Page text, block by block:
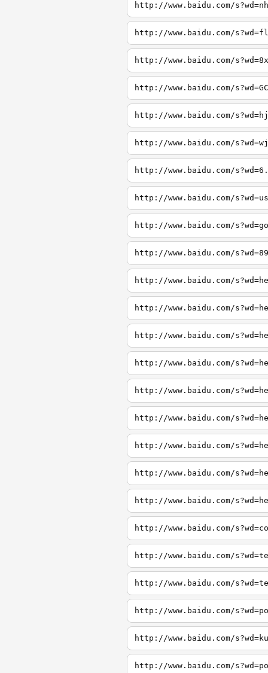
http://www.baidu.com/
http://www.baidu.com/
http://www.baidu.com/
http://www.baidu.com/
http://www.baidu.com/
http://www.baidu.com/
http://www.baidu.com/
http://www.baidu.com/
http://www.baidu.com/
http://www.baidu.com/
http://www.baidu.com/
http://www.baidu.com/
http://www.baidu.com/
http://www.baidu.com/
http://www.baidu.com/
http://www.baidu.com/
http://www.baidu.com/
http://www.baidu.com/
http://www.baidu.com/
http://www.baidu.com/
http://www.baidu.com/
http://www.baidu.com/
http://www.baidu.com/
http://www.baidu.com/
http://www.baidu.com/